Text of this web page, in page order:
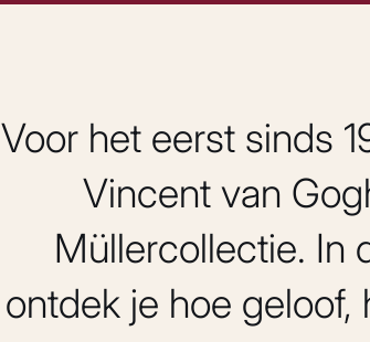
Voor het eerst sinds
Vincent van
Müllercollectie. In
ontdek je hoe